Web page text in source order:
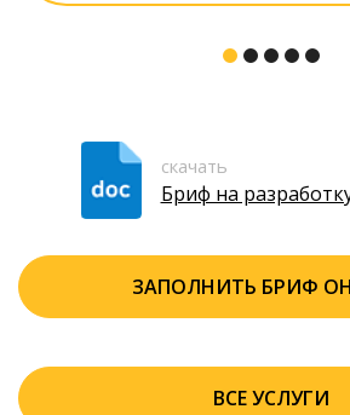
ВСЕ УСЛУГИ
скачать
Бриф на
ЗАПОЛНИТЬ БРИФ